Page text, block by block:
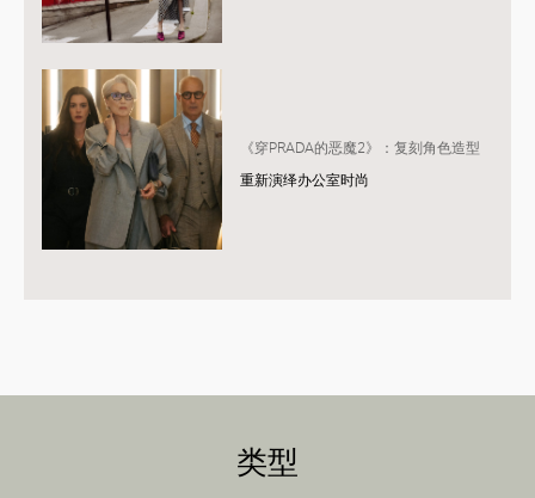
《穿PRADA的恶魔2》：复刻角色造型
重新演绎办公室时尚
类型